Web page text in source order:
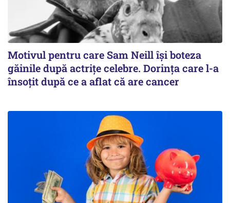
Motivul pentru care Sam Neill își boteza
găinile după actrițe celebre. Dorința care l-a
însoțit după ce a aflat că are cancer